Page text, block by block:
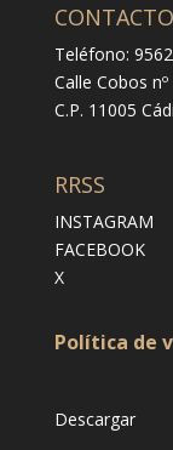
CONTACTO
Teléfono:
Calle Cobos
C.P. 11005
RRSS
INSTAGRAM
FACEBOOK
X
Política de
Descargar